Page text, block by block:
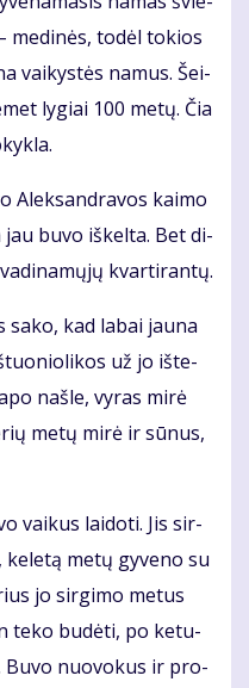
me­di­nės, to­dėl to­kios
vai­kys­tės na­mus. Šei­
ly­giai 100 me­tų. Čia
Alek­san­dra­vos kai­mo
jau bu­vo iš­kel­ta. Bet di­
kvar­ti­ran­tų.
kad la­bai jau­na
už jo iš­te­
naš­le, vy­ras mi­rė
me­tų mi­rė ir sū­nus,
vai­kus lai­do­ti. Jis sir­
me­tų gy­ve­no su
jo sir­gi­mo me­tus
te­ko bu­dė­ti, po ke­tu­
Bu­vo nuo­vo­kus ir pro­